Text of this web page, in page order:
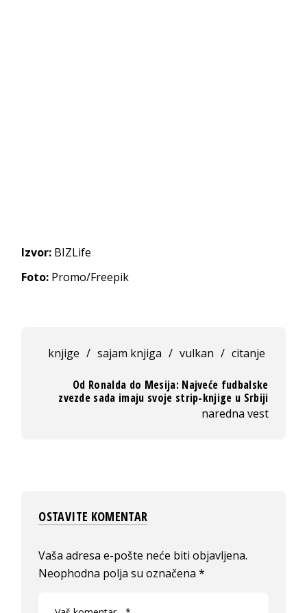
Izvor: BIZLife
Foto: Promo/Freepik
knjige / sajam knjiga / vulkan / citanje
Od Ronalda do Mesija: Najveće fudbalske
zvezde sada imaju svoje strip-knjige u Srbiji
naredna vest
OSTAVITE KOMENTAR
Vaša adresa e-pošte neće biti objavljena.
Neophodna polja su označena*